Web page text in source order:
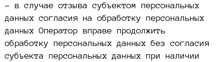
– в случае отзыва субъектом персональных
данных согласия на обработку персональных
данных Оператор вправе продолжить
обработку персональных данных без согласия
субъекта персональных данных при наличии